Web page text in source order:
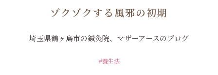
ゾクゾクする風邪の初期
埼玉県鶴ヶ島市の鍼灸院、マザーアースのブログ
#養生法